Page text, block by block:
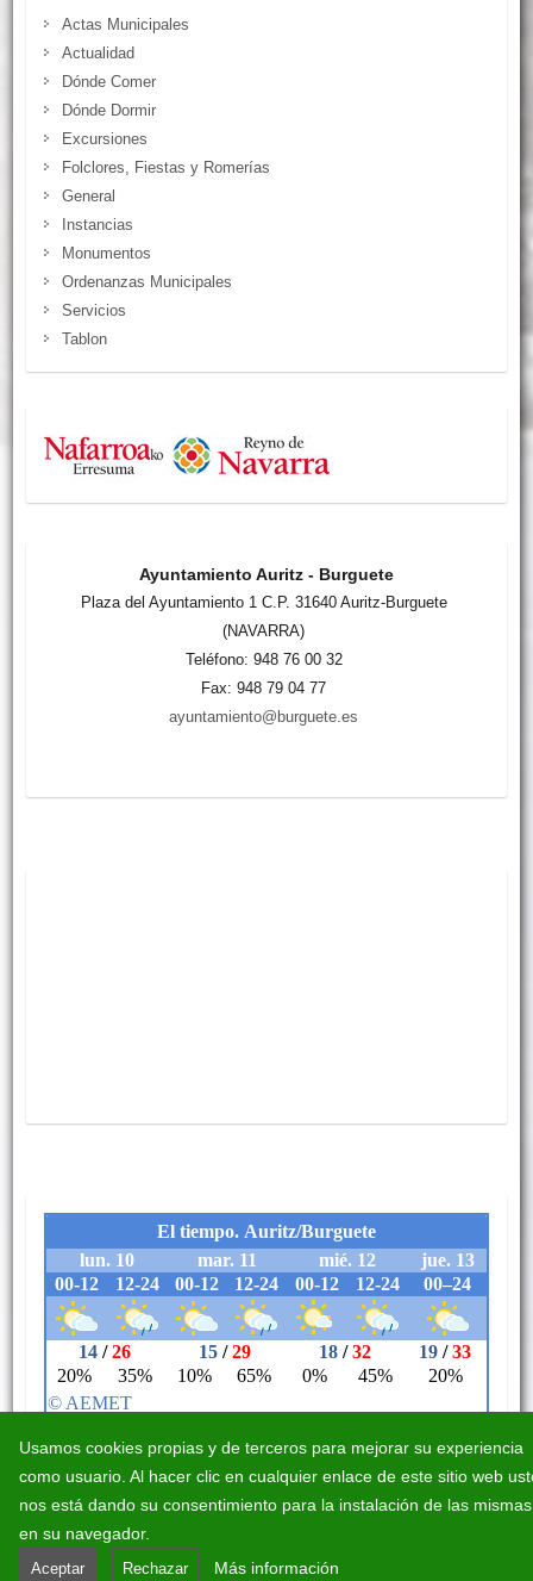
Usamos cookies propias y de terceros para mejorar su experiencia
como usuario. Al hacer clic en cualquier enlace de este sitio web
nos está dando su consentimiento para la instalación de las mismas
en su navegador.
Aceptar Rechazar Más información
Actas Municipales
Actualidad
Dónde Comer
Dónde Dormir
Excursiones
Folclores, Fiestas y Romerías
General
Instancias
Monumentos
Ordenanzas Municipales
Servicios
Tablon
Ayuntamiento Auritz - Burguete
Plaza del Ayuntamiento 1 C.P. 31640 Auritz-Burguete
(NAVARRA)
Teléfono: 948 76 00 32
Fax: 948 79 04 77
ayuntamiento@burguete.es
Accesibilidad Política de cookies